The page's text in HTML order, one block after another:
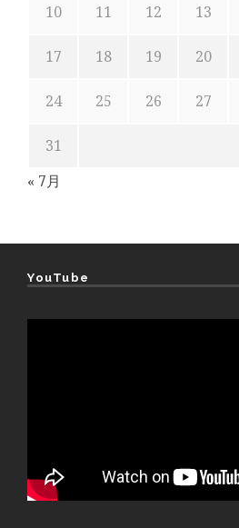
10 11 12 13
17 18 19 20
24 25 26 27
31
« 7月
YouTube